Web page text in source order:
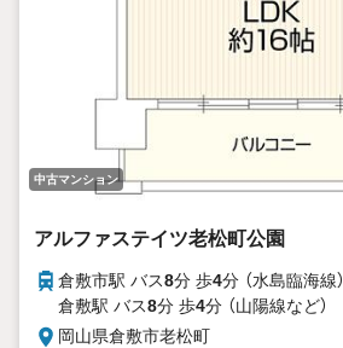
中古マンション
アルファステイツ老松町公園
倉敷市駅 バス8分 歩4分 （水島臨海線）
倉敷駅 バス8分 歩4分 （山陽線など）
岡山県倉敷市老松町